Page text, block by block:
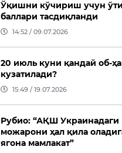
Ўқишни кўчириш учун
баллари тасдиқланди
14:52 / 09.07.2026
20 июль куни қандай об-
кузатилади?
15:49 / 19.07.2026
Рубио: “АҚШ Украинадаги
можарони ҳал қила
ягона мамлакат”